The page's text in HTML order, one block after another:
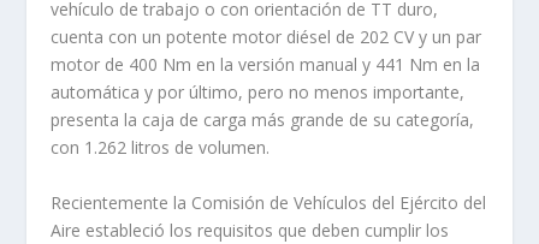
vehículo de trabajo o con orientación de TT duro,
cuenta con un potente motor diésel de 202 CV y un par
motor de 400 Nm en la versión manual y 441 Nm en la
automática y por último, pero no menos importante,
presenta la caja de carga más grande de su categoría,
con 1.262 litros de volumen.
Recientemente la Comisión de Vehículos del Ejército del
Aire estableció los requisitos que deben cumplir los